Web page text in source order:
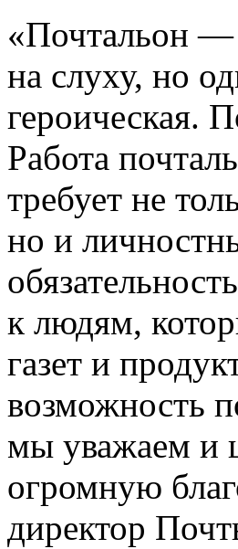
«Почтальон —
на слуху, но
героическая.
Работа
требует не
но и
к людям,
газет и
возможность
мы уважаем и
огромную
директор